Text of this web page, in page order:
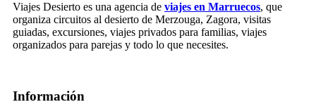
Viajes Desierto es una agencia de viajes en Marruecos, que
organiza circuitos al desierto de Merzouga, Zagora, visitas
guiadas, excursiones, viajes privados para familias, viajes
organizados para parejas y todo lo que necesites.
Información